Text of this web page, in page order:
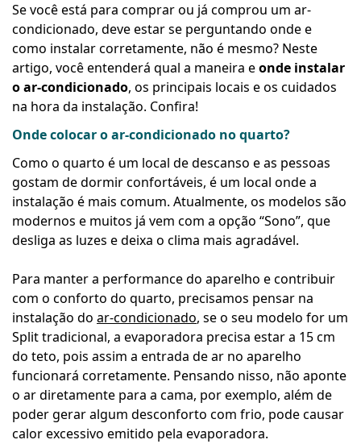
Se você está para comprar ou já comprou um ar-
condicionado, deve estar se perguntando onde e
como instalar corretamente, não é mesmo? Neste
artigo, você entenderá qual a maneira eonde instalar
o ar-condicionado, os principais locais e os cuidados
na hora da instalação. Confira!
Onde colocar o ar-condicionado no quarto?
Como o quarto é um local de descanso e as pessoas
gostam de dormir confortáveis, é um local onde a
instalação é mais comum. Atualmente, os modelos são
modernos e muitos já vem com a opção “Sono”, que
desliga as luzes e deixa o clima mais agradável.
Para manter a performance do aparelho e contribuir
com o conforto do quarto, precisamos pensar na
instalação do ar-condicionado, se o seu modelo for um
Split tradicional, a evaporadora precisa estar a 15 cm
do teto, pois assim a entrada de ar no aparelho
funcionará corretamente. Pensando nisso, não aponte
o ar diretamente para a cama, por exemplo, além de
poder gerar algum desconforto com frio, pode causar
calor excessivo emitido pela evaporadora.